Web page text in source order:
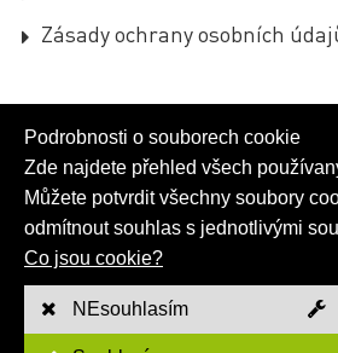
Zásady ochrany osobních
Podrobnosti o souborech cookie
Zde najdete přehled všech
Můžete potvrdit všechny soubory
odmítnout souhlas s jednotlivými
Co jsou cookie?
NEsouhlasím